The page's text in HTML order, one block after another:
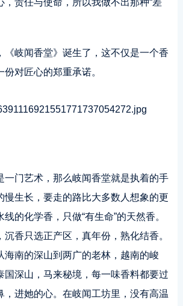
，责任与使命，所以我做不出那种“差
《岐闻香堂》诞生了，这不仅是一个香
对匠心的郑重承诺。
一门艺术，那么岐闻香堂就是执着的手
慢生长，要走的路比大多数人想象的更
的化学香，只做“有生命”的天然香。
香只选正产区，真年份，熟化结香。
海南的深山到两广的老林，越南的峻
国深山，马来秘境，每一味香料都要过
，进她的心。在岐闻工坊里，没有高温